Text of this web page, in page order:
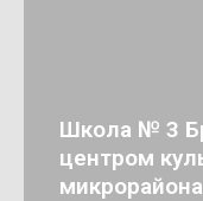
Школа № 3
центром
микрорайона